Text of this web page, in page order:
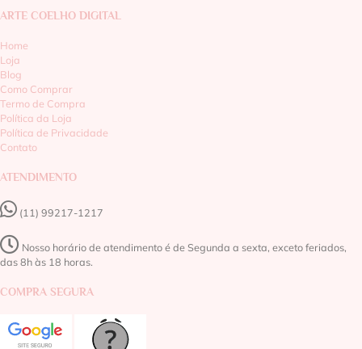
ARTE COELHO DIGITAL
Home
Loja
Blog
Como Comprar
Termo de Compra
Política da Loja
Política de Privacidade
Contato
ATENDIMENTO
(11) 99217-1217‬
Nosso horário de atendimento é de Segunda a sexta, exceto feriados,
das 8h às 18 horas.
COMPRA SEGURA